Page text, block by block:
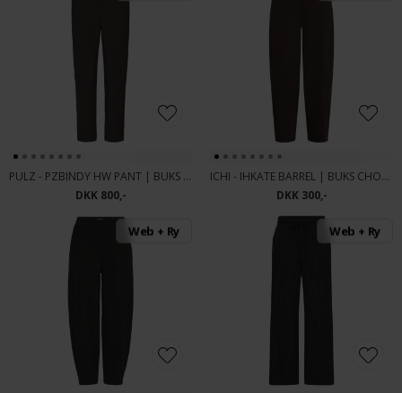
PULZ - PZBINDY HW PANT | BUKS ESPRESSO
DKK 800,-
ICHI - IHKATE BARREL | BUKS CHOCOLATE TOR
DKK 300,-
Web + Ry Web + Ry